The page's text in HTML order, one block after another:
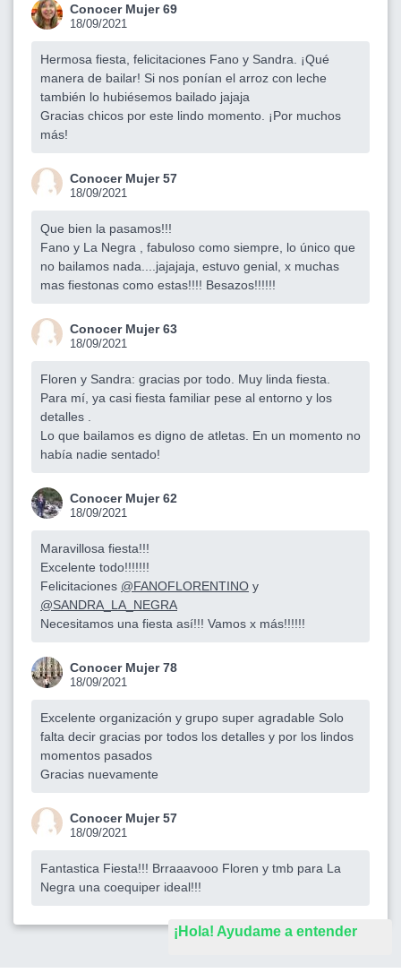
¡Hola! Ayudame a entender
Conocer Mujer 69
18/09/2021
Hermosa fiesta, felicitaciones Fano y Sandra. ¡Qué
manera de bailar! Si nos ponían el arroz con leche
también lo hubiésemos bailado jajaja
Gracias chicos por este lindo momento. ¡Por muchos
más!
Conocer Mujer 57
18/09/2021
Que bien la pasamos!!!
Fano y La Negra , fabuloso como siempre, lo único que
no bailamos nada....jajajaja, estuvo genial, x muchas
mas fiestonas como estas!!!! Besazos!!!!!!
Conocer Mujer 63
18/09/2021
Floren y Sandra: gracias por todo. Muy linda fiesta.
Para mí, ya casi fiesta familiar pese al entorno y los
detalles .
Lo que bailamos es digno de atletas. En un momento no
había nadie sentado!
Conocer Mujer 62
18/09/2021
Maravillosa fiesta!!!
Excelente todo!!!!!!!
Felicitaciones @FANOFLORENTINO y
@SANDRA_LA_NEGRA
Necesitamos una fiesta así!!! Vamos x más!!!!!!
Conocer Mujer 78
18/09/2021
Excelente organización y grupo super agradable Solo
falta decir gracias por todos los detalles y por los lindos
momentos pasados
Gracias nuevamente
Conocer Mujer 57
18/09/2021
Fantastica Fiesta!!! Brraaavooo Floren y tmb para La
Negra una coequiper ideal!!!